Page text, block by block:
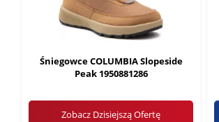
Śniegowce COLUMBIA Slopeside
Peak 1950881286
Zobacz Dzisiejszą Ofertę